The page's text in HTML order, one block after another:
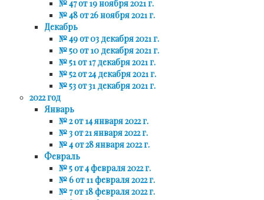
№ 47 от 19 ноября 2021 г.
№ 48 от 26 ноября 2021 г.
Декабрь
№ 49 от 03 декабря 2021 г.
№ 50 от 10 декабря 2021 г.
№ 51 от 17 декабря 2021 г.
№ 52 от 24 декабря 2021 г.
№ 53 от 31 декабря 2021 г.
2022 год
Январь
№ 2 от 14 января 2022 г.
№ 3 от 21 января 2022 г.
№ 4 от 28 января 2022 г.
Февраль
№ 5 от 4 февраля 2022 г.
№ 6 от 11 февраля 2022 г.
№ 7 от 18 февраля 2022 г.